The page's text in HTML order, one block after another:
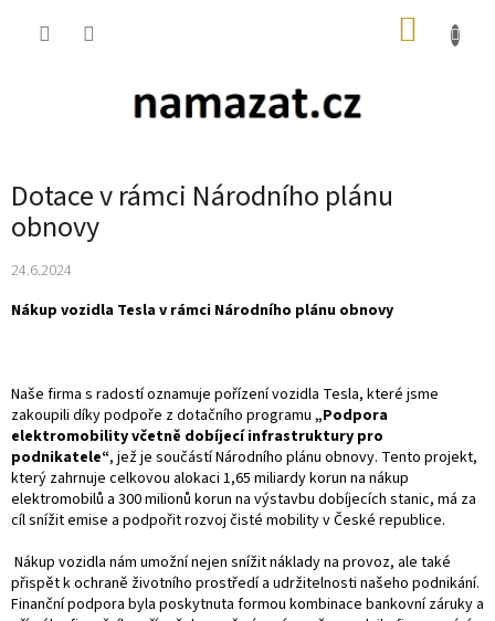
Dotace v rámci Národního plánu
obnovy
24.6.2024
Nákup vozidla Tesla v rámci Národního plánu obnovy
Naše firma s radostí oznamuje pořízení vozidla Tesla, které jsme
zakoupili díky podpoře z dotačního programu „Podpora
elektromobility včetně dobíjecí infrastruktury pro
podnikatele“, jež je součástí Národního plánu obnovy. Tento projekt,
který zahrnuje celkovou alokaci 1,65 miliardy korun na nákup
elektromobilů a 300 milionů korun na výstavbu dobíjecích stanic, má za
cíl snížit emise a podpořit rozvoj čisté mobility v České republice​.
Nákup vozidla nám umožní nejen snížit náklady na provoz, ale také
přispět k ochraně životního prostředí a udržitelnosti našeho podnikání.
Finanční podpora byla poskytnuta formou kombinace bankovní záruky a